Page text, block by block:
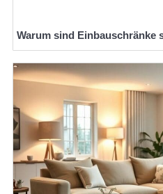
Warum sind Einbauschränke